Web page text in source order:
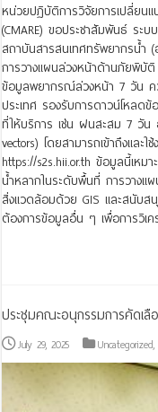
หน่วยปฏิบัติการวิจัยการเปลี่ยน
(CMARE) ขอประชาสัมพันธ์ ร
สถาบันสารสนเทศทรัพยากรน้ำ
การวางแผนล่วงหน้าด้านภัยพิบั
ข้อมูลพยากรณ์ล่วงหน้า 7 วัน ค
ประเทศ รองรับการดาวน์โหลดข้
ที่ให้บริการ เช่น ฝนสะสม 7 วั
vectors) โดยสามารถเข้าถึงและ
https://s2s.hii.or.th ข้อมูลนี้เห
น้ำหลากในระดับพื้นที่ การวางแ
สิ่งแวดล้อมด้วย GIS และสนับส
ต้องการข้อมูลอื่น ๆ เพื่อการวิเ
ประชุมคณะอนุกรรมการคัดเ
July 29, 2025 Uncategorized